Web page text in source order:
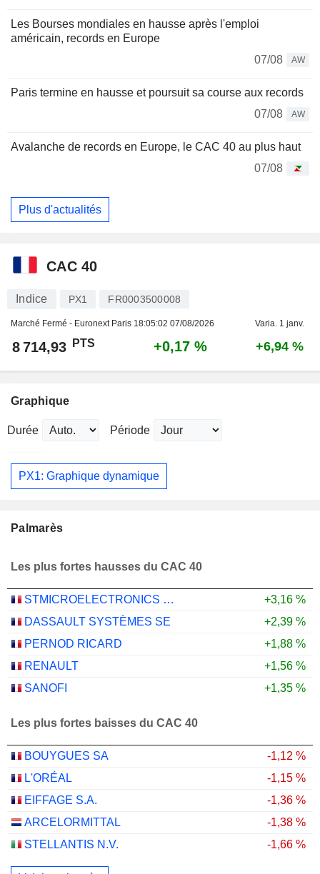
Les Bourses mondiales en hausse après l'emploi
américain, records en Europe
07/08
AW
Paris termine en hausse et poursuit sa course aux records
07/08
AW
Avalanche de records en Europe, le CAC 40 au plus haut
07/08
Plus d'actualités
CAC 40
Indice PX1 FR0003500008
Marché Fermé - Euronext Paris 18:05:02 07/08/2026 Varia. 1 janv.
8 714,93 PTS +0,17 % +6,94 %
Graphique
Durée Période
PX1: Graphique dynamique
Palmarès
Les plus fortes hausses du CAC 40
STMICROELECTRONICS N.V.
+3,16 %
DASSAULT SYSTÈMES SE
+2,39 %
PERNOD RICARD
+1,88 %
RENAULT
+1,56 %
SANOFI
+1,35 %
Les plus fortes baisses du CAC 40
BOUYGUES SA
-1,12 %
L'ORÉAL
-1,15 %
EIFFAGE S.A.
-1,36 %
ARCELORMITTAL
-1,38 %
STELLANTIS N.V.
-1,66 %